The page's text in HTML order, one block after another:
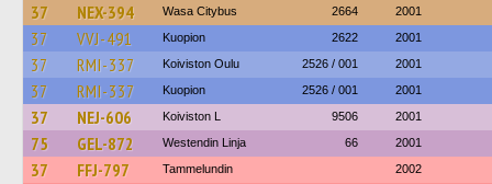
37 NEX-394 Wasa Citybus 2664 2001
37 VVJ-491 Kuopion 2622 2001
37 RMI-337 Koiviston Oulu 2526 / 001 2001
37 RMI-337 Kuopion 2526 / 001 2001
37 NEJ-606 Koiviston L 9506 2001
75 GEL-872 Westendin Linja 66 2001
37 FFJ-797 Tammelundin 2002